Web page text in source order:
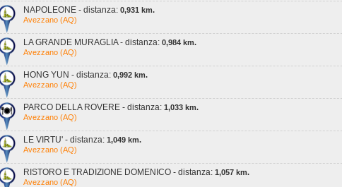
NAPOLEONE - distanza: 0,931 km.
Avezzano (AQ)
LA GRANDE MURAGLIA - distanza: 0,984 km.
Avezzano (AQ)
HONG YUN - distanza: 0,992 km.
Avezzano (AQ)
PARCO DELLA ROVERE - distanza: 1,033 km.
Avezzano (AQ)
LE VIRTU' - distanza: 1,049 km.
Avezzano (AQ)
RISTORO E TRADIZIONE DOMENICO - distanza: 1,057 km.
Avezzano (AQ)